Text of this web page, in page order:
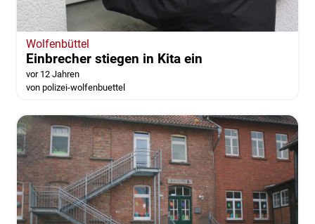
Wolfenbüttel
Einbrecher stiegen in Kita ein
vor 12 Jahren
von polizei-wolfenbuettel